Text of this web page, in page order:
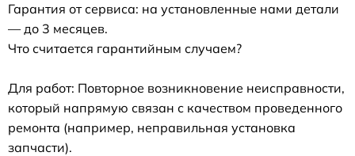
Гарантия от сервиса: на установленные нами детали
— до 3 месяцев.
Что считается гарантийным случаем?
Для работ: Повторное возникновение неисправности,
который напрямую связан с качеством проведенного
ремонта (например, неправильная установка
запчасти).